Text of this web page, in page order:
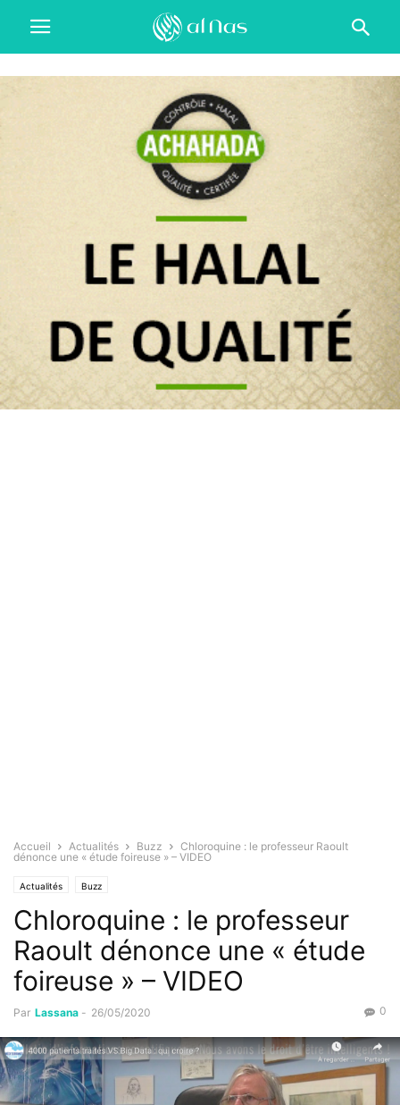
Accueil Actualités Buzz
Chloroquine : le professeur Raoult
dénonce une « étude foireuse » – VIDEO
Actualités Buzz
Chloroquine : le professeur
Raoult dénonce une « étude
foireuse » – VIDEO
Par Lassana - 26/05/2020 0